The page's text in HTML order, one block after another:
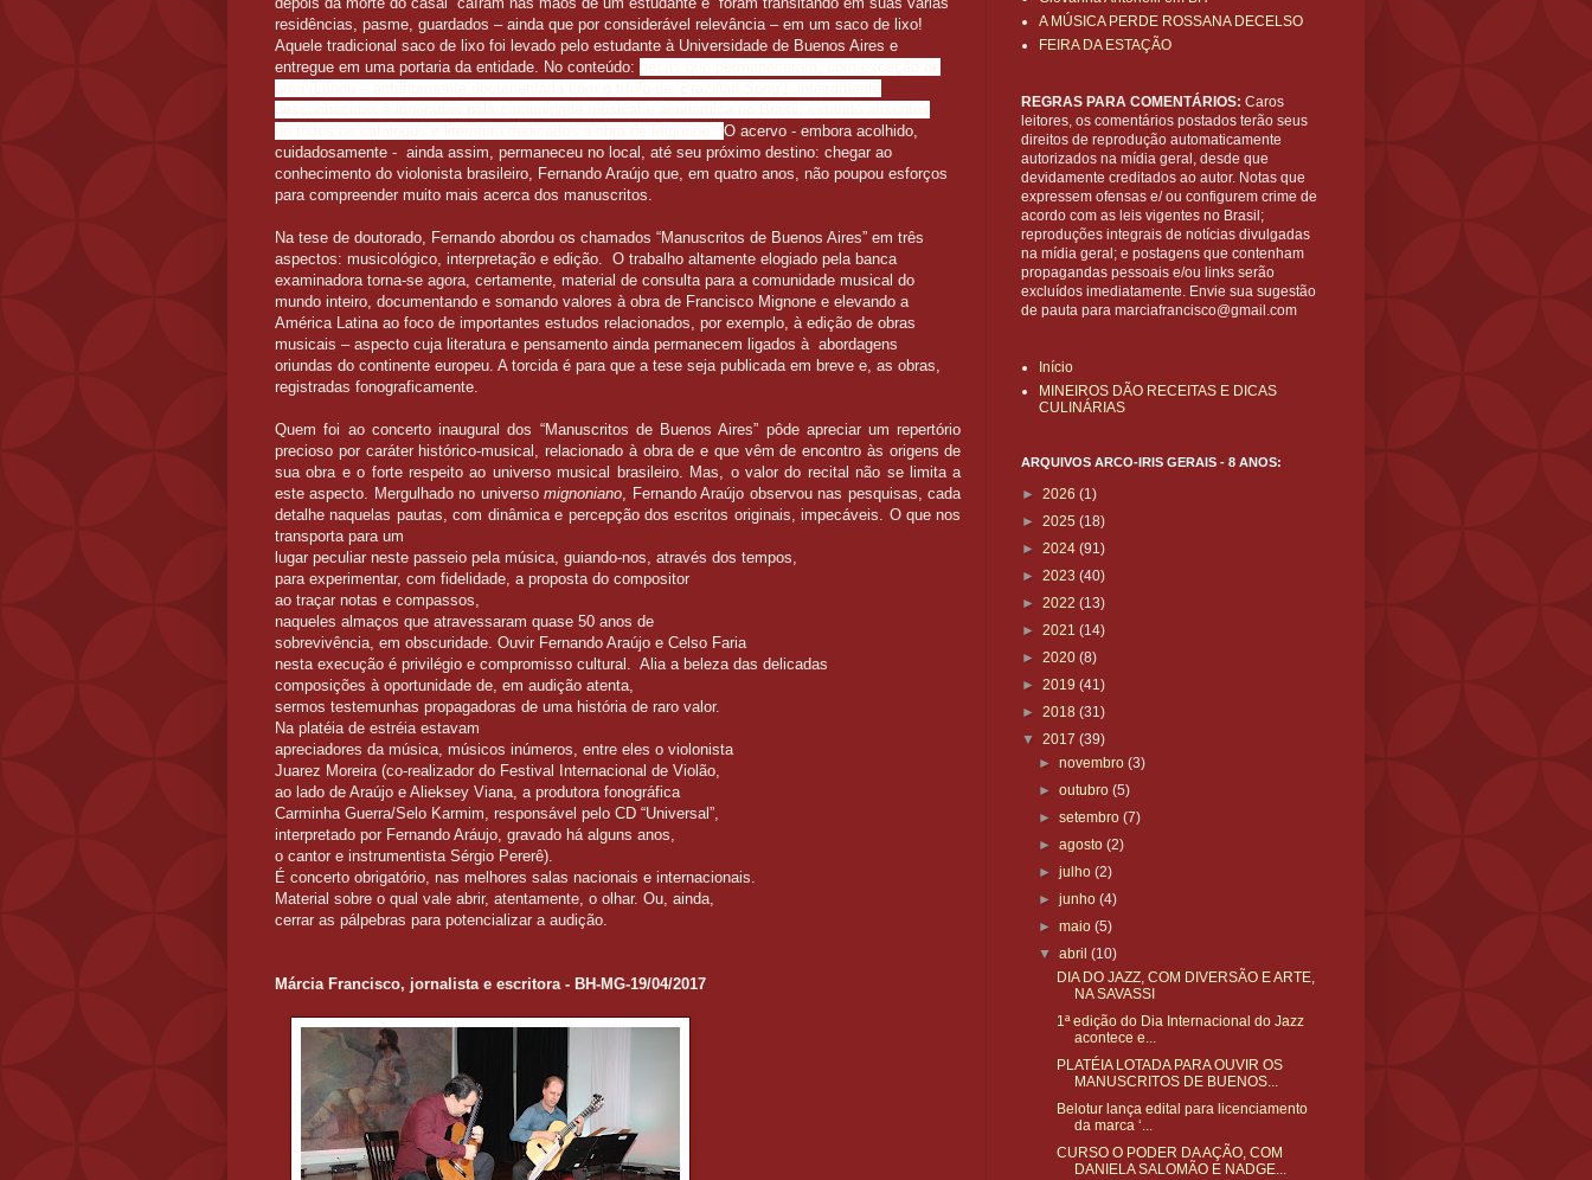
residências, pasme, guardados – ainda que por considerável relevância – em um saco de lixo!
Aquele tradicional saco de lixo foi levado pelo estudante à Universidade de Buenos Aires e
entregue em uma portaria da entidade. No conteúdo:
O acervo - embora acolhido,
cuidadosamente - ainda assim, permaneceu no local, até seu próximo destino: chegar ao
conhecimento do violonista brasileiro, Fernando Araújo que, em quatro anos, não poupou esforços
para compreender muito mais acerca dos manuscritos.
Na tese de doutorado, Fernando abordou os chamados “Manuscritos de Buenos Aires” em três
aspectos: musicológico, interpretação e edição. O trabalho altamente elogiado pela banca
examinadora torna-se agora, certamente, material de consulta para a comunidade musical do
mundo inteiro, documentando e somando valores à obra de Francisco Mignone e elevando a
América Latina ao foco de importantes estudos relacionados, por exemplo, à edição de obras
musicais – aspecto cuja literatura e pensamento ainda permanecem ligados à abordagens
oriundas do continente europeu. A torcida é para que a tese seja publicada em breve e, as obras,
registradas fonograficamente.
Quem foi ao concerto inaugural dos “Manuscritos de Buenos Aires” pôde apreciar um repertório
precioso por caráter histórico-musical, relacionado à obra de e que vêm de encontro às origens de
sua obra e o forte respeito ao universo musical brasileiro. Mas, o valor do recital não se limita a
este aspecto. Mergulhado no universomignoniano, Fernando Araújo observou nas pesquisas, cada
detalhe naquelas pautas, com dinâmica e percepção dos escritos originais,impecáveis. O que nos
transporta para um
lugar peculiar neste passeio pela música, guiando-nos, através dos tempos,
para experimentar, com fidelidade, a proposta do compositor
ao traçar notas e compassos,
naqueles almaços que atravessaram quase 50 anos de
sobrevivência, em obscuridade. Ouvir Fernando Araújo e Celso Faria
nesta execução é privilégio e compromisso cultural. Alia a beleza das delicadas
composições à oportunidade de, em audição atenta,
sermos testemunhas propagadoras de uma história de raro valor.
Na platéia de estréia estavam
apreciadores da música, músicos inúmeros, entre eles o violonista
Juarez Moreira (co-realizador do Festival Internacional de Violão,
ao lado de Araújo e Alieksey Viana, a produtora fonográfica
Carminha Guerra/Selo Karmim, responsável pelo CD “Universal”,
interpretado por Fernando Aráujo, gravado há alguns anos,
o cantor e instrumentista Sérgio Pererê).
É concerto obrigatório, nas melhores salas nacionais e internacionais.
Material sobre o qual vale abrir, atentamente, o olhar. Ou, ainda,
cerrar as pálpebras para potencializar a audição.
Márcia Francisco, jornalista e escritora - BH-MG-19/04/2017
A MÚSICA PERDE ROSSANA DECELSO
FEIRA DA ESTAÇÃO
REGRAS PARA COMENTÁRIOS: Caros
leitores, os comentários postados terão seus
direitos de reprodução automaticamente
autorizados na mídia geral, desde que
devidamente creditados ao autor. Notas que
expressem ofensas e/ ou configurem crime de
acordo com as leis vigentes no Brasil;
reproduções integrais de notícias divulgadas
na mídia geral; e postagens que contenham
propagandas pessoais e/ou links serão
excluídos imediatamente. Envie sua sugestão
de pauta para marciafrancisco@gmail.com
Início
MINEIROS DÃO RECEITAS E DICAS
CULINÁRIAS
ARQUIVOS ARCO-IRIS GERAIS - 8 ANOS:
► 2026 (1)
► 2025 (18)
► 2024 (91)
► 2023 (40)
► 2022 (13)
► 2021 (14)
► 2020 (8)
► 2019 (41)
► 2018 (31)
▼ 2017 (39)
►novembro(3)
►outubro(5)
►setembro(7)
►agosto(2)
►julho(2)
►junho(4)
►maio(5)
▼abril(10)
DIA DO JAZZ, COM DIVERSÃO E ARTE,
NA SAVASSI
1ª edição do Dia Internacional do Jazz
acontece e...
PLATÉIA LOTADA PARA OUVIR OS
MANUSCRITOS DE BUENOS...
Belotur lança edital para licenciamento
da marca ‘...
CURSO O PODER DA AÇÃO, COM
DANIELA SALOMÃO E NADGE...